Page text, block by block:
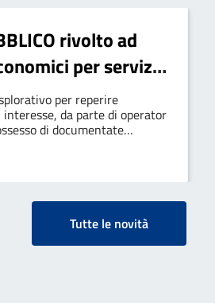
rivolto ad
per servizio
migranti
per reperire
da parte di operator
di documentate
ad uno o più affidamenti
Tutte le novità